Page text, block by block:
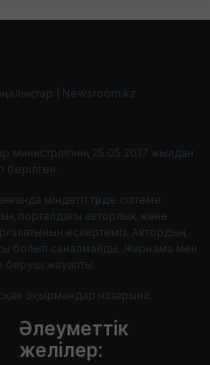
| Newsroom.kz
25.05.2017 жылдан
міндетті түрде сілтеме
порталдағы авторлық және
ескертеміз. Автордың
болып саналмайды. Жарнама мен
беруші жауапты.
оқырмандар назарына.
Әлеуметтік
желілер: